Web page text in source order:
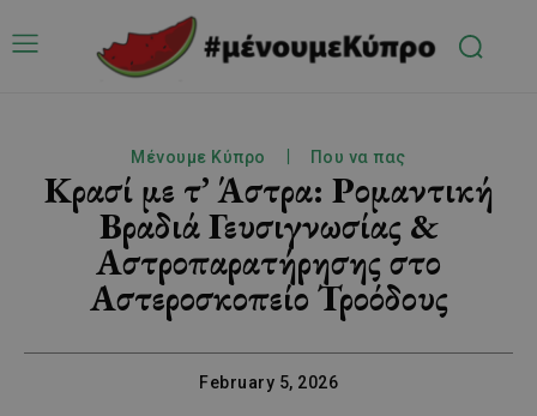
Μένουμε Κύπρο Που να πας
Κρασί με τ’ Άστρα: Ρομαντική
Βραδιά Γευσιγνωσίας &
Αστροπαρατήρησης στο
Αστεροσκοπείο Τροόδους
February 5, 2026